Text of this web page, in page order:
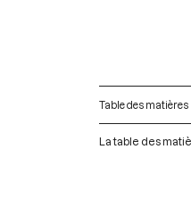
Table des matières
La table des